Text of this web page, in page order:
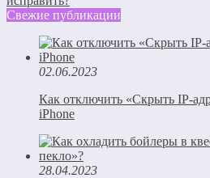
Свежие публикации
02.06.2023
Как отключить «Скрыть IP-
iPhone
28.04.2023